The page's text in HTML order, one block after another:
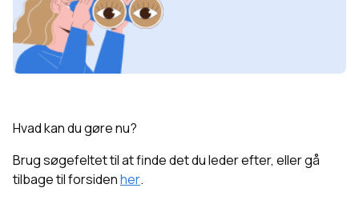
Hvad kan du gøre nu?
Brug søgefeltet til at finde det du leder efter, eller gå
tilbage til forsidenher.